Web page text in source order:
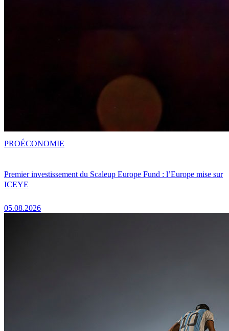
Premier investissement du Scaleup Europe Fund : l’Europe mise sur
ICEYE
05.08.2026
PROÉCONOMIE